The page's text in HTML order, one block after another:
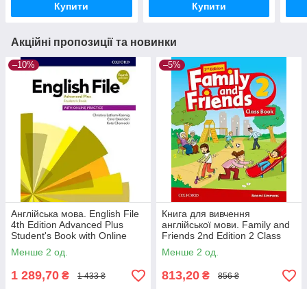
Купити Купити
Акційні пропозиції та новинки
–10%
Англійська мова. English File
4th Edition Advanced Plus
Student's Book with Online
Practice
Менше 2 од.
1 289,70 ₴ 1 433 ₴
–5%
Книга для вивчення
англійської мови. Family and
Friends 2nd Edition 2 Class
Book
Менше 2 од.
813,20 ₴ 856 ₴